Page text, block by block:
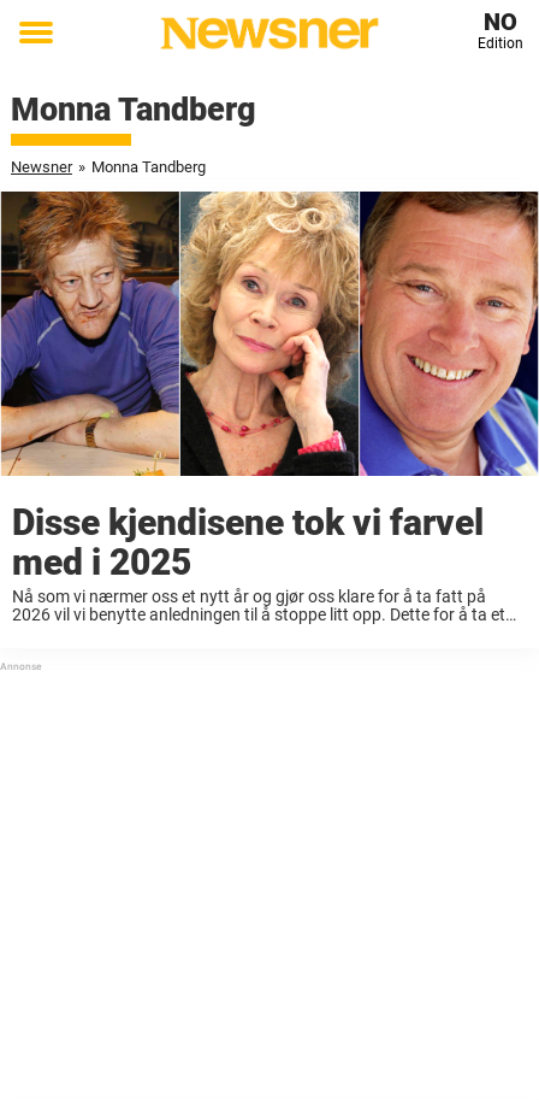
Toggle
NO
Edition
Monna Tandberg
Newsner » Monna Tandberg
Disse kjendisene tok vi farvel
med i 2025
Nå som vi nærmer oss et nytt år og gjør oss klare for å ta fatt på
2026 vil vi benytte anledningen til å stoppe litt opp. Dette for å ta et